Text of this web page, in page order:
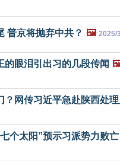
普京将抛弃中共？ 🖼️ 2025/
的眼泪引出习的几段传闻
？网传习近平急赴陕西处
个太阳”预示习派势力败亡